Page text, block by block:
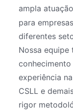
ampla
para
diferentes
Nossa
experiência
CSLL e
rigor